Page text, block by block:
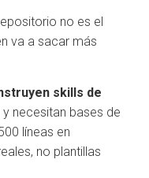
no es el
va a sacar más
skills de
y necesitan bases de
líneas en
no plantillas